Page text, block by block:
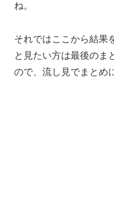
ね。
それではここから結果
と見たい方は最後のま
ので、流し見でまとめ